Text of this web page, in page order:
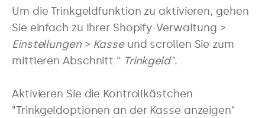
Um die Trinkgeldfunktion zu aktivieren, gehen
Sie einfach zu Ihrer Shopify-Verwaltung >
Einstellungen> Kasseund scrollen Sie zum
mittleren Abschnitt " Trinkgeld".
Aktivieren Sie die Kontrollkästchen
"Trinkgeldoptionen an der Kasse anzeigen"